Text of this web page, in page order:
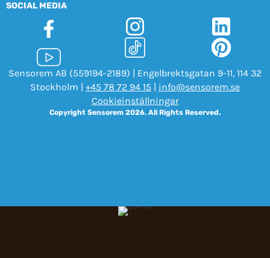
SOCIAL MEDIA
Sensorem AB (559194-2189) | Engelbrektsgatan 9-11, 114 32
Stockholm | +45 78 72 94 15 | info@sensorem.se
Cookieinställningar
Copyright Sensorem 2026. All Rights Reserved.